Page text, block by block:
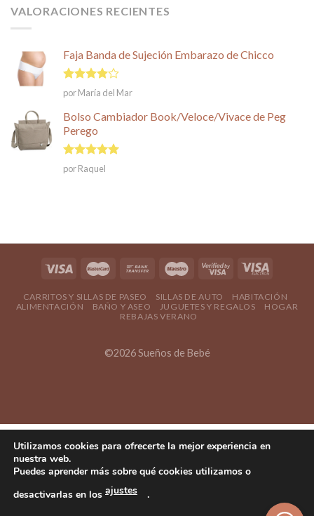
VALORACIONES RECIENTES
Faja Banda de Sujeción Embarazo de Chicco
Valorado
en
5
por María del Mar
Bolso Cambiador Book/Veloce/Vivace de Peg
Perego
Valorado en
5
de 5
por Raquel
CARRITOS Y SILLAS DE PASEO SILLAS DE AUTO
HABITACIÓN
ALIMENTACIÓN
BAÑO Y ASEO JUGUETES Y REGALOS
HOGAR
REBAJAS VERANO
©2026 Sueños de Bebé
Utilizamos cookies para ofrecerte la mejor experiencia en
nuestra web.
Puedes aprender más sobre qué cookies utilizamos o
desactivarlas en los ajustes .